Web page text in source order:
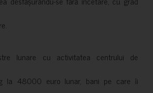
lunare cu activitatea centrului de
la 48000 euro lunar, bani pe care îi